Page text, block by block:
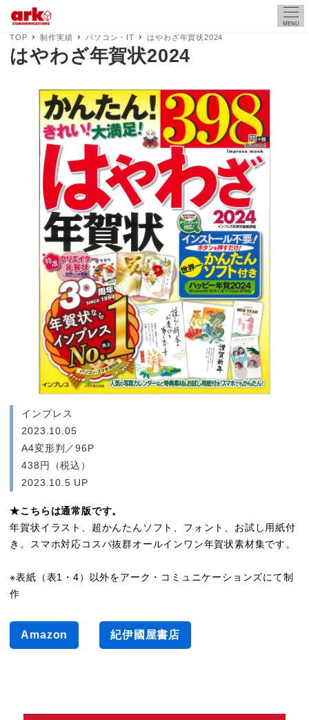
MENU
TOP 制作実績 パソコン・IT はやわざ年賀状2024
はやわざ年賀状2024
インプレス
2023.10.05
A4変形判／96P
438円（税込）
2023.10.5 UP
★こちらは通常版です。
年賀状イラスト、超かんたんソフト、フォント、お試し用紙付
き。スマホ対応コスパ抜群オールインワン年賀状素材集です。
※表紙（表1・4）以外をアーク・コミュニケーションズにて制
作
Amazon
紀伊國屋書店